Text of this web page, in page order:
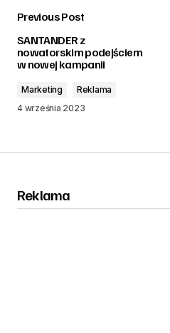
Previous Post
SANTANDER z
nowatorskim podejściem
w nowej kampanii
Marketing
Reklama
4 września 2023
Reklama